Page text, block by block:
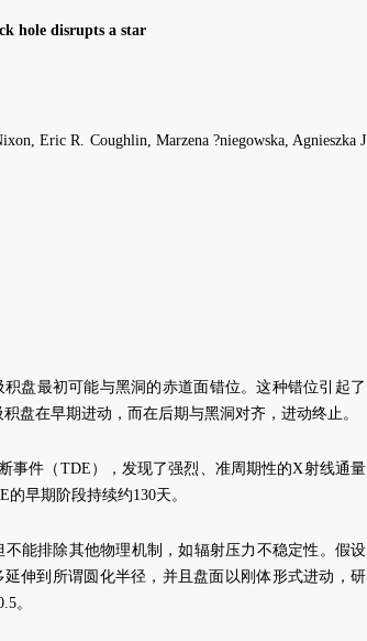
hole disrupts a star
Eric R. Coughlin, Marzena ?niegowska, Agnieszka J
盘最初可能与黑洞的赤道面错位。这种错位引起了
盘在早期进动，而在后期与黑洞对齐，进动终止。
事件（TDE），发现了强烈、准周期性的X射线通量
早期阶段持续约130天。
能排除其他物理机制，如辐射压力不稳定性。假设
伸到所谓圆化半径，并且盘面以刚体形式进动，研
。